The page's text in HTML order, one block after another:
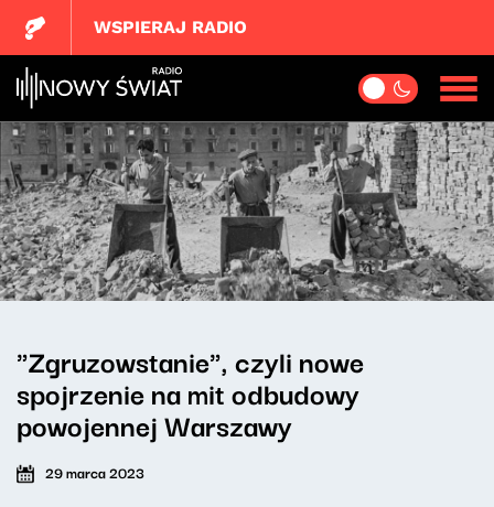
WSPIERAJ RADIO
"Zgruzowstanie", czyli nowe
spojrzenie na mit odbudowy
powojennej Warszawy
29 marca 2023